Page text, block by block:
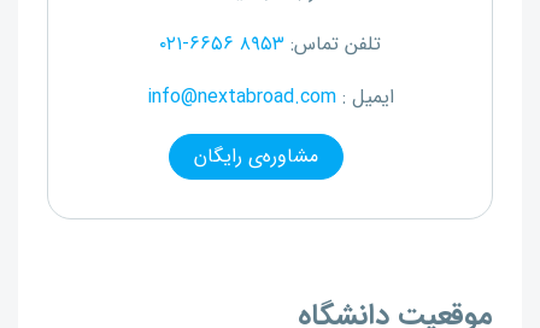
تلفن تماس:۰۲۱-۶۶۵۶ ۸۹۵۳
ایمیل : info@nextabroad.com
مشاوره‌ی رایگان
موقعیت دانشگاه